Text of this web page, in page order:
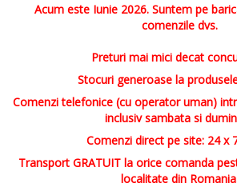
Acum este Iunie 2026. Suntem pe
comenzile dvs.
Preturi mai mici decat
Stocuri generoase la
Comenzi telefonice (cu operator uman)
inclusiv sambata si
Comenzi direct pe site: 24 x
Transport GRATUIT la orice comanda
localitate din